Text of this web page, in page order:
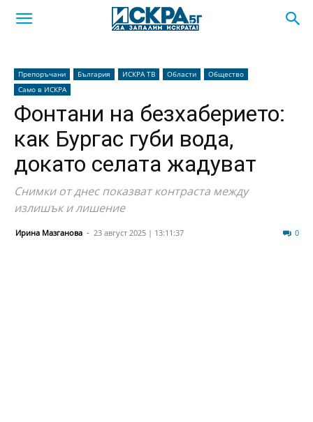
Препоръчани България ИСКРА ТВ Области
Общество
Само в ИСКРА
Фонтани на безхаберието:
как Бургас губи вода,
докато селата жадуват
Снимки от днес показват контраста между
излишък и лишение
Ирина Мазганова - 23 август 2025 | 13:11:37 0